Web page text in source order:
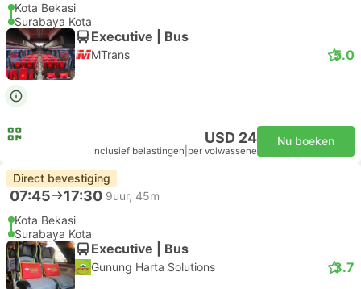
Kota Bekasi
Surabaya Kota
Executive | Bus
MTrans 5.0
USD 24
Inclusief belastingen per volwassene
Nu boeken
Direct bevestiging
07:45 17:30 9uur, 45m
Kota Bekasi
Surabaya Kota
Executive | Bus
Gunung Harta Solutions 3.7